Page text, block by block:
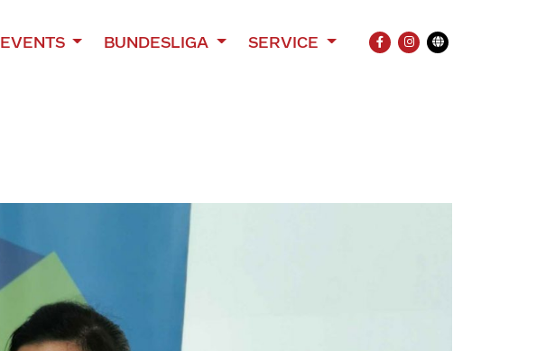
EVENTS BUNDESLIGA SERVICE
FACEBOOK
INSTAGRAM
Übersetzung